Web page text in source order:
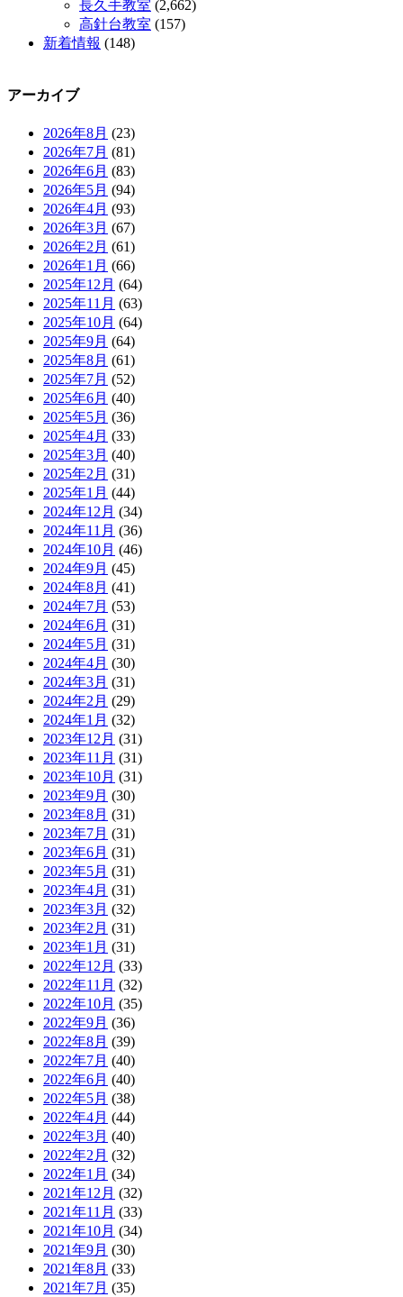
長久手教室 (2,662)
高針台教室 (157)
新着情報 (148)
アーカイブ
2026年8月 (23)
2026年7月 (81)
2026年6月 (83)
2026年5月 (94)
2026年4月 (93)
2026年3月 (67)
2026年2月 (61)
2026年1月 (66)
2025年12月 (64)
2025年11月 (63)
2025年10月 (64)
2025年9月 (64)
2025年8月 (61)
2025年7月 (52)
2025年6月 (40)
2025年5月 (36)
2025年4月 (33)
2025年3月 (40)
2025年2月 (31)
2025年1月 (44)
2024年12月 (34)
2024年11月 (36)
2024年10月 (46)
2024年9月 (45)
2024年8月 (41)
2024年7月 (53)
2024年6月 (31)
2024年5月 (31)
2024年4月 (30)
2024年3月 (31)
2024年2月 (29)
2024年1月 (32)
2023年12月 (31)
2023年11月 (31)
2023年10月 (31)
2023年9月 (30)
2023年8月 (31)
2023年7月 (31)
2023年6月 (31)
2023年5月 (31)
2023年4月 (31)
2023年3月 (32)
2023年2月 (31)
2023年1月 (31)
2022年12月 (33)
2022年11月 (32)
2022年10月 (35)
2022年9月 (36)
2022年8月 (39)
2022年7月 (40)
2022年6月 (40)
2022年5月 (38)
2022年4月 (44)
2022年3月 (40)
2022年2月 (32)
2022年1月 (34)
2021年12月 (32)
2021年11月 (33)
2021年10月 (34)
2021年9月 (30)
2021年8月 (33)
2021年7月 (35)